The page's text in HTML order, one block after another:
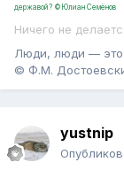
державой? ©Юлиан Семёнов
Ничего не
Люди, люди — это
© Ф.М.
yustnip